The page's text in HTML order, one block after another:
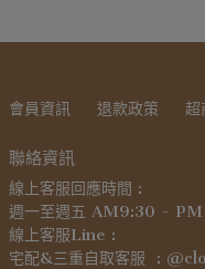
會員資訊 退款政策
聯絡資訊
線上客服回應時間 :
週一至週五 AM9:30 -
線上客服Line :
宅配&三重自取客服  :